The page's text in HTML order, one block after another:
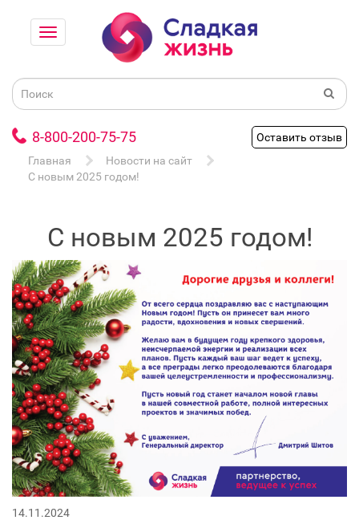
8-800-200-75-75
Оставить отзыв
Главная
Новости на сайт
С новым 2025 годом!
С новым 2025 годом!
14.11.2024